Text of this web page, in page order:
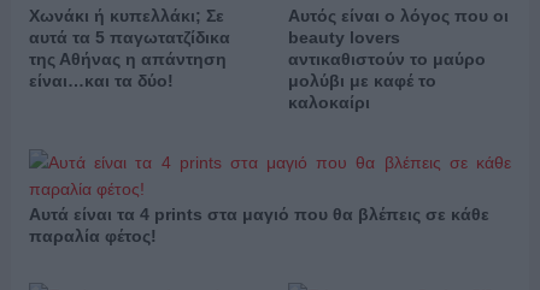
Χωνάκι ή κυπελλάκι; Σε
αυτά τα 5 παγωτατζίδικα
της Αθήνας η απάντηση
είναι…και τα δύο!
Αυτός είναι ο λόγος που οι
beauty lovers
αντικαθιστούν το μαύρο
μολύβι με καφέ το
καλοκαίρι
Αυτά είναι τα 4 prints στα μαγιό που θα βλέπεις σε κάθε
παραλία φέτος!